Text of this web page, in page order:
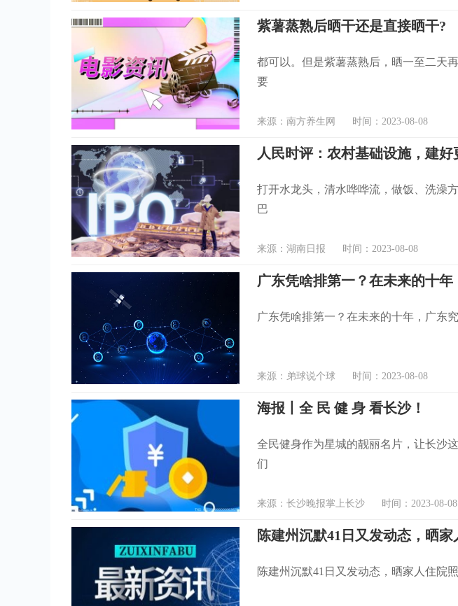
紫薯蒸熟后晒干还是直接晒干?
都可以。但是紫薯蒸熟后，晒一至二天
要
来源：南方养生网 时间：2023-08-08
人民时评：农村基础设施，建好
打开水龙头，清水哗哗流，做饭、洗澡
巴
来源：湖南日报 时间：2023-08-08
广东凭啥排第一？在未来的十年，广东
来源：弟球说个球 时间：2023-08-08
海报丨全 民 健 身 看长沙！
全民健身作为星城的靓丽名片，让长沙
们
来源：长沙晚报掌上长沙 时间：2023-08-08
陈建州沉默41日又发动态，晒家人住院